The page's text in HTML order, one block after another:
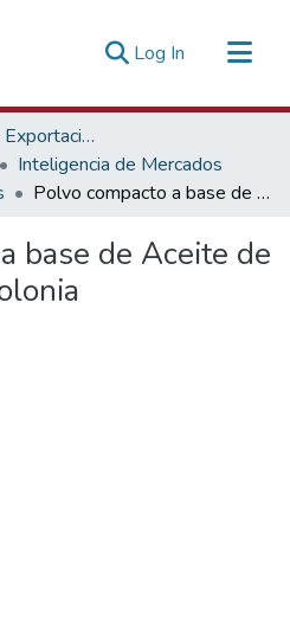
Log In (current)
Promoción de las Exportaciones
Inteligencia de Mercados
Polvo compacto a base de Aceite de sacha inchi en Polonia
base de Aceite de